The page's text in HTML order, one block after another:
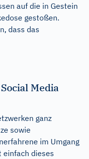
auf die in Gestein
gestoßen.
dass das
Media
ganz
sowie
im Umgang
einfach dieses